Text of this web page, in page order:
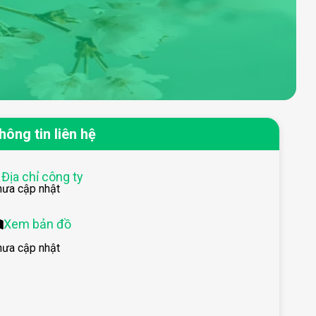
tin liên hệ
Địa chỉ công ty
cập nhật
Xem bản đồ
cập nhật